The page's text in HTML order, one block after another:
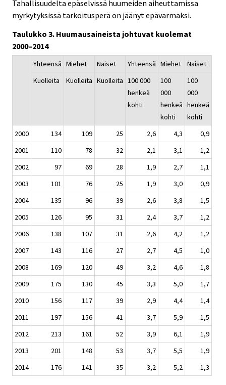
Tahallisuudelta epäselvissä huumeiden aiheuttamissa
myrkytyksissä tarkoitusperä on jäänyt epävarmaksi.
Taulukko 3. Huumausaineista johtuvat kuolemat
2000–2014
Yhteensä Miehet Naiset Yhteensä Miehet
Naiset
Kuolleita
Kuolleita Kuolleita 100 000
henkeä
kohti
100
000
henkeä
kohti
100
000
henkeä
kohti
2000
134 109 25 2,6 4,3
0,9
2001
110 78 32 2,1 3,1
1,2
2002
97 69 28 1,9 2,7
1,1
2003
101 76 25 1,9 3,0
0,9
2004
135 96 39 2,6 3,8
1,5
2005
126 95 31 2,4 3,7
1,2
2006
138 107 31 2,6 4,2
1,2
2007
143 116 27 2,7 4,5
1,0
2008
169 120 49 3,2 4,6
1,8
2009
175 130 45 3,3 5,0
1,7
2010
156 117 39 2,9 4,4
1,4
2011
197 156 41 3,7 5,9
1,5
2012
213 161 52 3,9 6,1
1,9
2013
201 148 53 3,7 5,5
1,9
2014
176 141 35 3,2 5,2 1,3